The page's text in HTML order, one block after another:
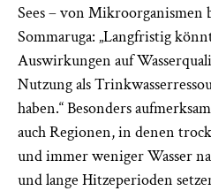
Sees – von Mikroorganismen
Sommaruga: „Langfristig
Auswirkungen auf
Nutzung als
haben.“ Besonders
auch Regionen, in denen
und immer weniger Wasser
und lange Hitzeperioden